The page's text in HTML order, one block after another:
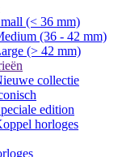
(< 36 mm)
(36 - 42 mm)
(> 42 mm)
collectie
edition
horloges